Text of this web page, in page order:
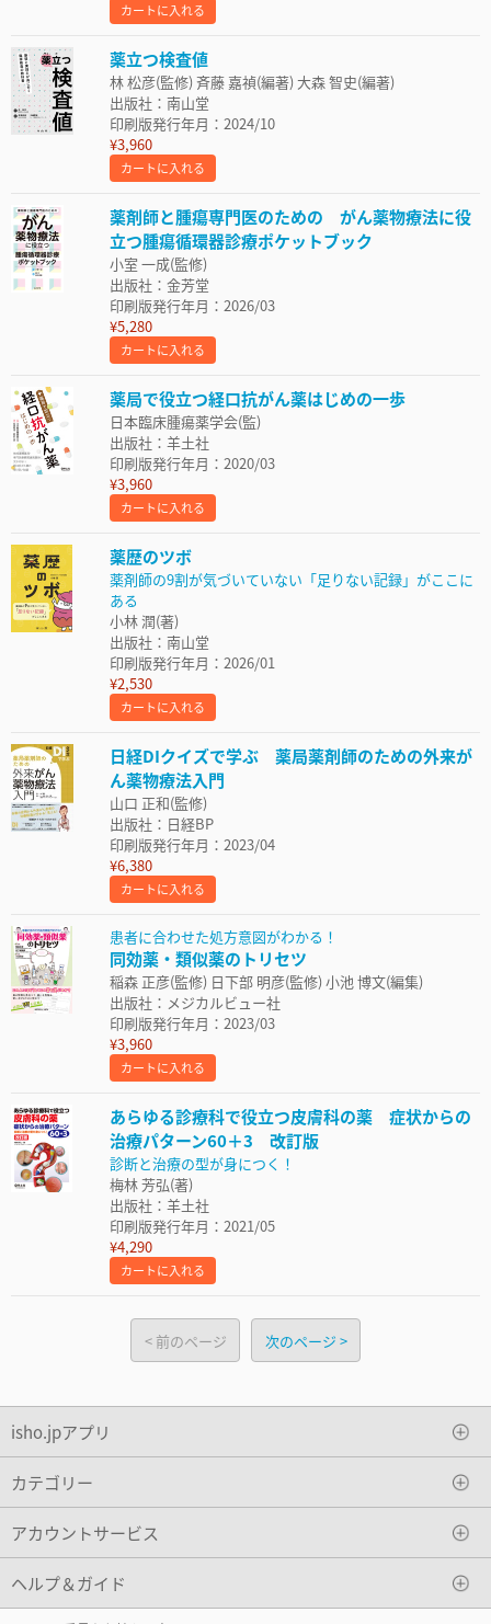
カートに入れる
薬立つ検査値
林 松彦(監修) 斉藤 嘉禎(編著) 大森 智史(編著)
出版社：南山堂
印刷版発行年月：2024/10
¥3,960
カートに入れる
薬剤師と腫瘍専門医のための がん薬物療法に役
立つ腫瘍循環器診療ポケットブック
小室 一成(監修)
出版社：金芳堂
印刷版発行年月：2026/03
¥5,280
カートに入れる
薬局で役立つ経口抗がん薬はじめの一歩
日本臨床腫瘍薬学会(監)
出版社：羊土社
印刷版発行年月：2020/03
¥3,960
カートに入れる
薬歴のツボ
薬剤師の9割が気づいていない「足りない記録」がここに
ある
小林 潤(著)
出版社：南山堂
印刷版発行年月：2026/01
¥2,530
カートに入れる
日経DIクイズで学ぶ 薬局薬剤師のための外来が
ん薬物療法入門
山口 正和(監修)
出版社：日経BP
印刷版発行年月：2023/04
¥6,380
カートに入れる
患者に合わせた処方意図がわかる！
同効薬・類似薬のトリセツ
稲森 正彦(監修) 日下部 明彦(監修) 小池 博文(編集)
出版社：メジカルビュー社
印刷版発行年月：2023/03
¥3,960
カートに入れる
あらゆる診療科で役立つ皮膚科の薬 症状からの
治療パターン60＋3 改訂版
診断と治療の型が身につく！
梅林 芳弘(著)
出版社：羊土社
印刷版発行年月：2021/05
¥4,290
カートに入れる
前のページ 次のページ
isho.jpアプリ
カテゴリー
アカウントサービス
ヘルプ＆ガイド